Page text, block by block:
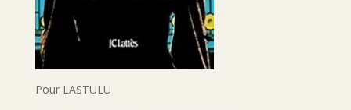
Pour LASTULU